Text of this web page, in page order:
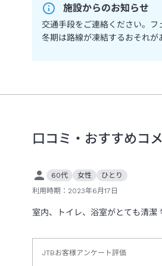
施設からのお知らせ
交通手段をご連絡ください。フ
冬期は路線が凍結するおそれが
口コミ・おすすめコ
60代 女性
ひとり
利用時期： 2023年6月17日
室内、トイレ、浴室がとても清
JTBお客様アンケート評価